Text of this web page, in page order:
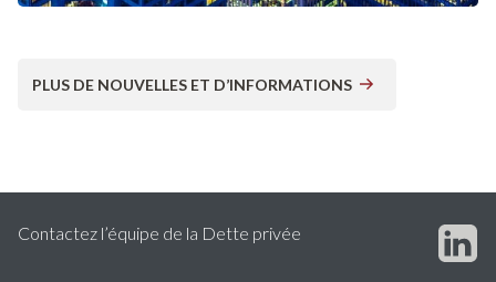
PLUS DE NOUVELLES ET D’INFORMATIONS
Contactez l’équipe de la Dette privée